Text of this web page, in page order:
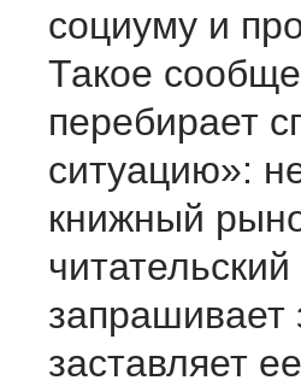
социуму и
Такое
перебирает
ситуацию»:
книжный
запрашивает
заставляет